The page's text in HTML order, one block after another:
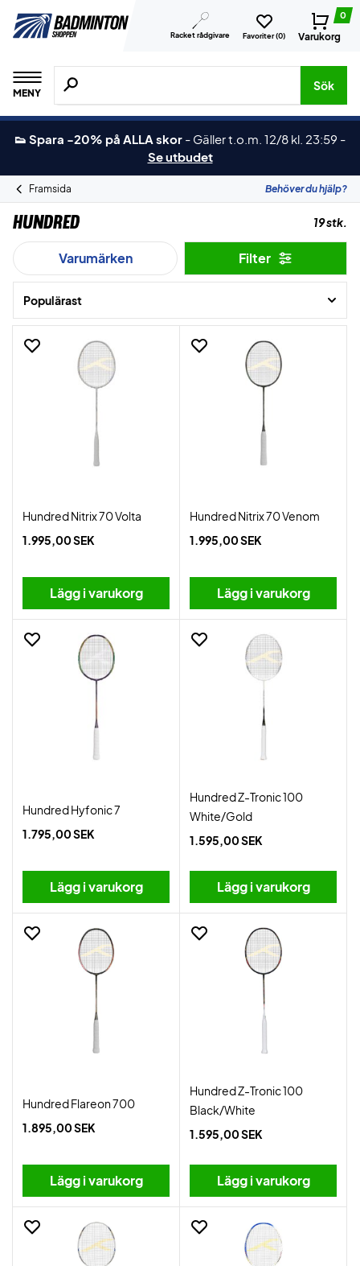
Racket rådgivare Favoriter (0)
0
Varukorg
MENY
Sök efter produkter, märken osv.
Sök
👟 Spara -20% på ALLA skor - Gäller t.o.m. 12/8 kl. 23:59 -
Se utbudet
Framsida Behöver du hjälp?
Hundred 19 stk.
Varumärken Filter
Populärast
Hundred Nitrix 70 Volta
1.995,00 SEK
Lägg i varukorg
Hundred Nitrix 70 Venom
1.995,00 SEK
Lägg i varukorg
Hundred Hyfonic 7
1.795,00 SEK
Lägg i varukorg
Hundred Z-Tronic 100
White/Gold
1.595,00 SEK
Lägg i varukorg
Hundred Flareon 700
1.895,00 SEK
Lägg i varukorg
Hundred Z-Tronic 100
Black/White
1.595,00 SEK
Lägg i varukorg